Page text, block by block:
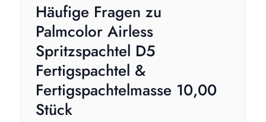
Häufige Fragen zu
Palmcolor Airless
Spritzspachtel D5
Fertigspachtel &
Fertigspachtelmasse 10,00
Stück